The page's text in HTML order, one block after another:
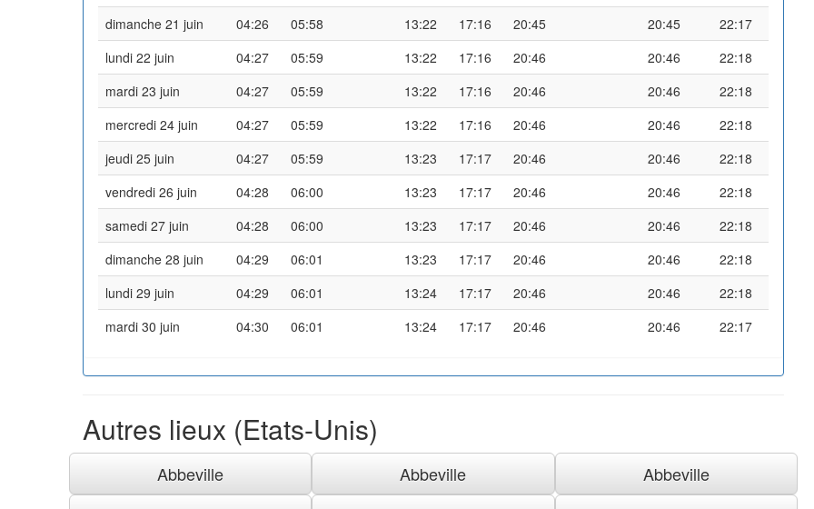
dimanche 21 juin
04:26 05:58 13:22 17:16 20:45 20:45
22:17
lundi 22 juin
04:27 05:59 13:22 17:16 20:46 20:46
22:18
mardi 23 juin
04:27 05:59 13:22 17:16 20:46 20:46
22:18
mercredi 24 juin
04:27 05:59 13:22 17:16 20:46 20:46
22:18
jeudi 25 juin
04:27 05:59 13:23 17:17 20:46 20:46
22:18
vendredi 26 juin
04:28 06:00 13:23 17:17 20:46 20:46
22:18
samedi 27 juin
04:28 06:00 13:23 17:17 20:46 20:46
22:18
dimanche 28 juin
04:29 06:01 13:23 17:17 20:46 20:46
22:18
lundi 29 juin
04:29 06:01 13:24 17:17 20:46 20:46
22:18
mardi 30 juin
04:30 06:01 13:24 17:17 20:46 20:46 22:17
Autres lieux (Etats-Unis)
Abbeville Abbeville
Abbeville